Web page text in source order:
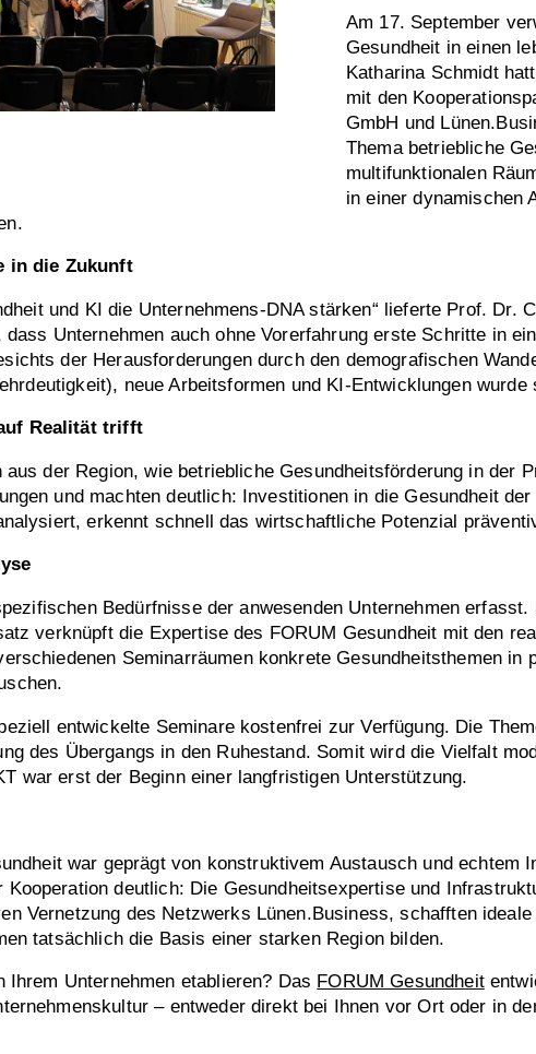
Am 17. September
Gesundheit in einen
Katharina Schmidt
mit den
GmbH und
Thema betriebliche
multifunktionalen
in einer dynamischen
in die Zukunft
und KI die Unternehmens-DNA stärken“ lieferte Prof. Dr.
Unternehmen auch ohne Vorerfahrung erste Schritte in
der Herausforderungen durch den demografischen
neue Arbeitsformen und KI-Entwicklungen
Realität trifft
der Region, wie betriebliche Gesundheitsförderung in der
und machten deutlich: Investitionen in die Gesundheit
erkennt schnell das wirtschaftliche Potenzial
Bedürfnisse der anwesenden Unternehmen
verknüpft die Expertise des FORUM Gesundheit mit den
Seminarräumen konkrete Gesundheitsthemen
entwickelte Seminare kostenfrei zur Verfügung. Die
des Übergangs in den Ruhestand. Somit wird die Vielfalt
war erst der Beginn einer langfristigen Unterstützung.
war geprägt von konstruktivem Austausch und echtem
deutlich: Die Gesundheitsexpertise und
Vernetzung des Netzwerks Lünen.Business, schafften
tatsächlich die Basis einer starken Region bilden.
Unternehmen etablieren? Das FORUM Gesundheit
– entweder direkt bei Ihnen vor Ort oder in